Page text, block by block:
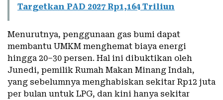
Targetkan PAD 2027 Rp1,164 Triliun
Menurutnya, penggunaan gas bumi dapat
membantu UMKM menghemat biaya energi
hingga 20–30 persen. Hal ini dibuktikan oleh
Junedi, pemilik Rumah Makan Minang Indah,
yang sebelumnya menghabiskan sekitar Rp12 juta
per bulan untuk LPG, dan kini hanya sekitar